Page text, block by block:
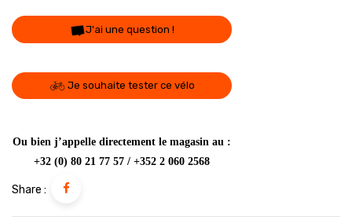
J'ai une question !
Je souhaite tester ce vélo
Ou bien j’appelle directement le magasin au :
+32 (0) 80 21 77 57 / +352 2 060 2568
Share :